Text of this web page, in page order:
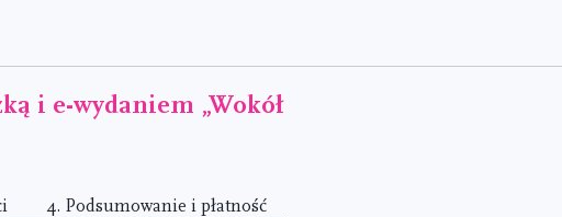
i e-wydaniem „Wokół
4. Podsumowanie i płatność